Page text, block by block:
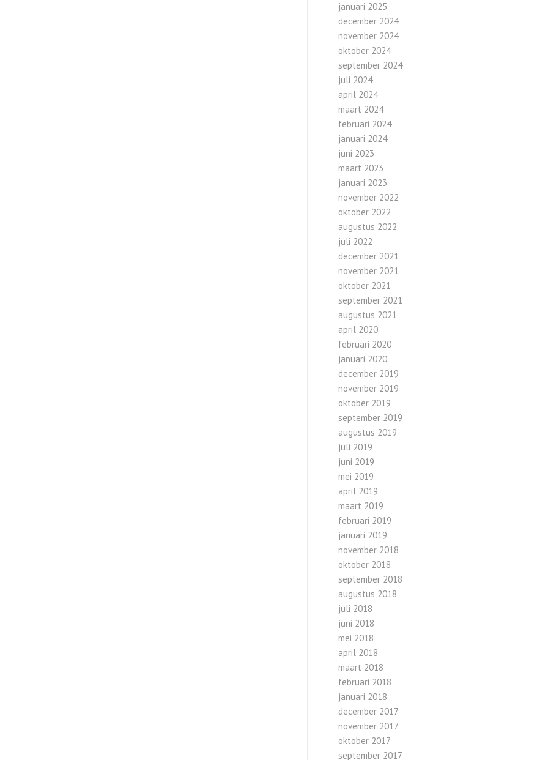
januari 2025
december 2024
november 2024
oktober 2024
september 2024
juli 2024
april 2024
maart 2024
februari 2024
januari 2024
juni 2023
maart 2023
januari 2023
november 2022
oktober 2022
augustus 2022
juli 2022
december 2021
november 2021
oktober 2021
september 2021
augustus 2021
april 2020
februari 2020
januari 2020
december 2019
november 2019
oktober 2019
september 2019
augustus 2019
juli 2019
juni 2019
mei 2019
april 2019
maart 2019
februari 2019
januari 2019
november 2018
oktober 2018
september 2018
augustus 2018
juli 2018
juni 2018
mei 2018
april 2018
maart 2018
februari 2018
januari 2018
december 2017
november 2017
oktober 2017
september 2017